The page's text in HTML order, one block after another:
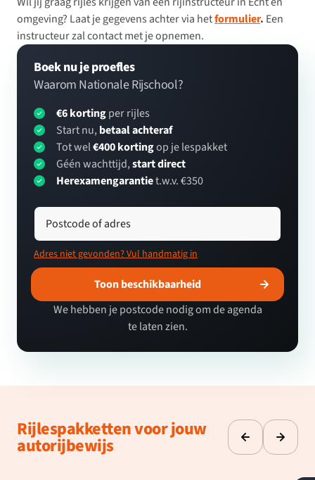
omgeving? Laat je gegevens achter via hetformulier. Een
instructeur zal contact met je opnemen.
Boek nu je proefles
Waarom Nationale Rijschool?
€6 kortingper rijles
Start nu, betaal achteraf
Tot wel€400 kortingop je lespakket
Géén wachttijd,start direct
Herexamengarantiet.w.v. €350
Postcode of adres
Adres niet gevonden? Vul handmatig in
Toon beschikbaarheid
We hebben je postcode nodig om de agenda
te laten zien.
Rijlespakketten voor jouw
autorijbewijs